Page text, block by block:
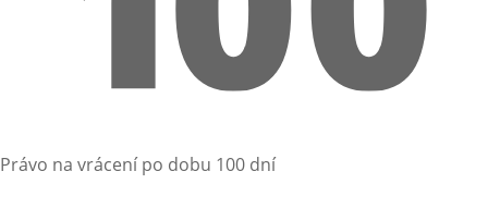
Právo na vrácení po dobu 100 dní